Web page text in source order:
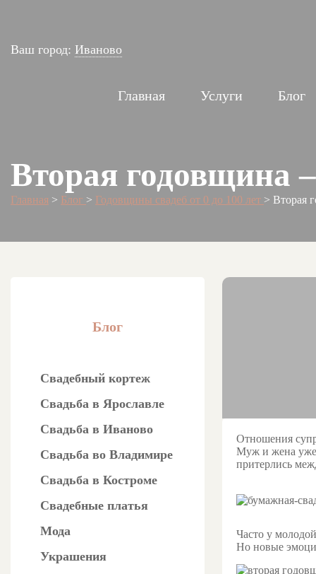
Ваш город: Иваново
Главная Услуги Блог
Вторая годовщина
Главная > Блог > Годовщины свадеб от 0 до 100 лет > Вторая
Блог
Свадебный кортеж
Свадьба в Ярославле
Свадьба в Иваново
Свадьба во Владимире
Свадьба в Костроме
Свадебные платья
Мода
Украшения
Отношения
Муж и жена уже
притерлись
Часто у
Но новые